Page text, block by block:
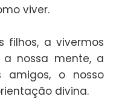
viver.
filhos, a vivermos
nossa mente, a
amigos, o nosso
divina.